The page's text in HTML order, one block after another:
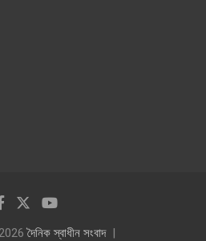
দৈনিক স্বাধীন সংবাদ